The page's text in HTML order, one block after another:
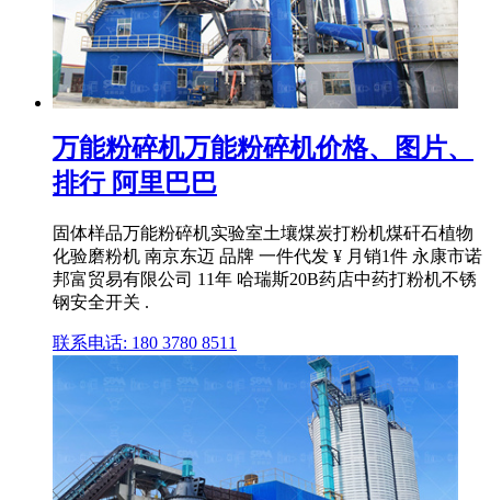
万能粉碎机万能粉碎机价格、图片、
排行 阿里巴巴
固体样品万能粉碎机实验室土壤煤炭打粉机煤矸石植物
化验磨粉机 南京东迈 品牌 一件代发 ¥ 月销1件 永康市诺
邦富贸易有限公司 11年 哈瑞斯20B药店中药打粉机不锈
钢安全开关 .
联系电话: 180 3780 8511